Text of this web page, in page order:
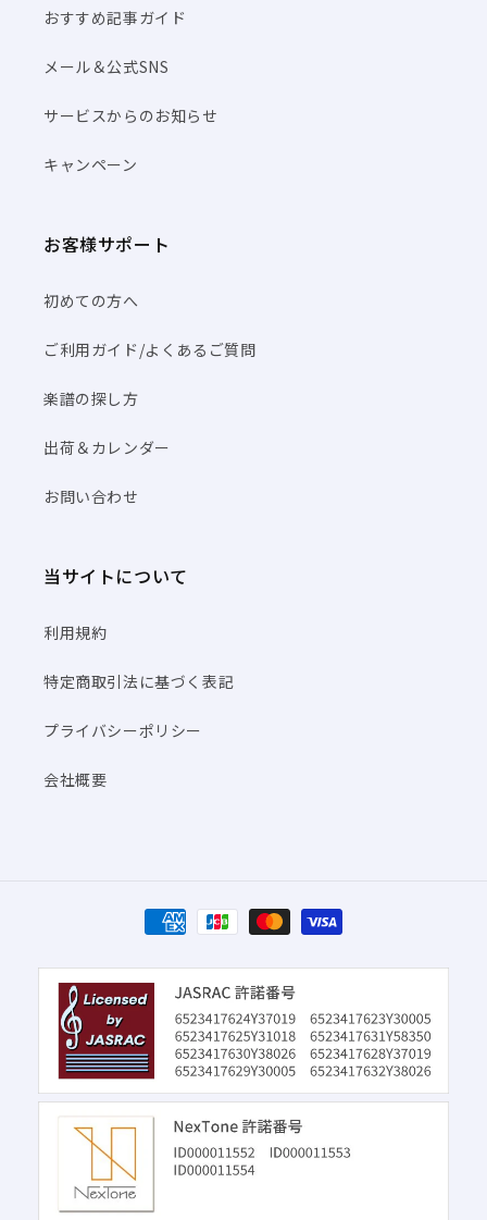
おすすめ記事ガイド
メール＆公式SNS
サービスからのお知らせ
キャンペーン
お客様サポート
初めての方へ
ご利用ガイド/よくあるご質問
楽譜の探し方
出荷＆カレンダー
お問い合わせ
当サイトについて
利用規約
特定商取引法に基づく表記
プライバシーポリシー
会社概要
決
済
方
法